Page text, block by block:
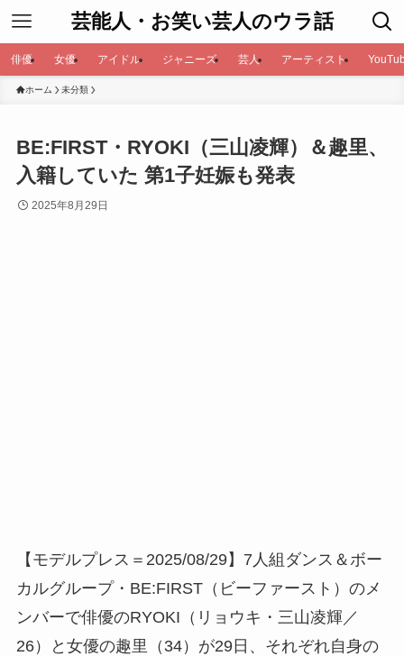
芸能人・お笑い芸人のウラ話
俳優 女優 アイドル ジャニーズ 芸人 アーティスト
ホーム 未分類
BE:FIRST・RYOKI（三山凌輝）＆趣里、
入籍していた 第1子妊娠も発表
2025年8月29日
【モデルプレス＝2025/08/29】7人組ダンス＆ボー
カルグループ・BE:FIRST（ビーファースト）のメ
ンバーで俳優のRYOKI（リョウキ・三山凌輝／
26）と女優の趣里（34）が29日、それぞれ自身の